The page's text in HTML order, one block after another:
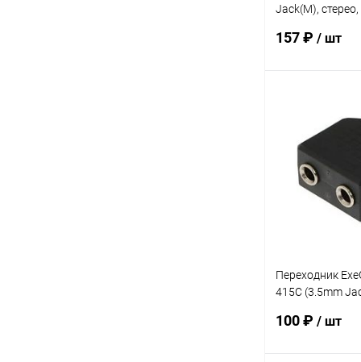
Jack(M),
157 ₽ / шт
Купить в 1 клик
В избранное
Переходник
415C (3.5mm
100 ₽ / шт